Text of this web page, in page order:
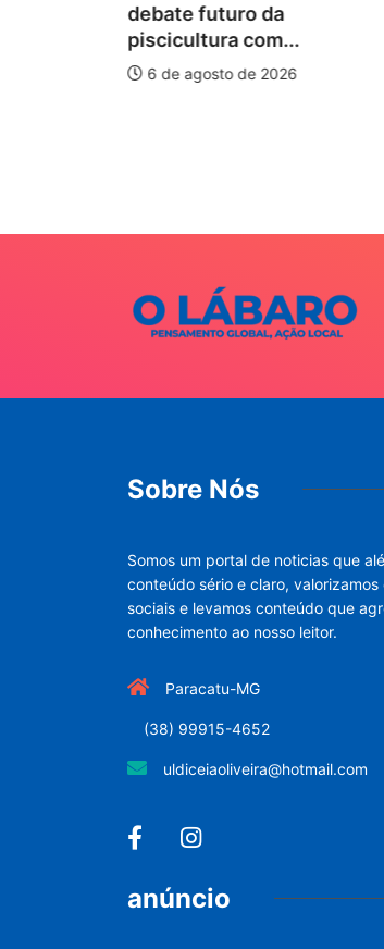
debate futuro da
piscicultura com...
6 de agosto de 2026
Sobre Nós
Somos um portal de noticias que
conteúdo sério e claro, valorizamos
sociais e levamos conteúdo que
conhecimento ao nosso leitor.
Paracatu-MG
(38) 99915-4652
uldiceiaoliveira@hotmail.com
anúncio